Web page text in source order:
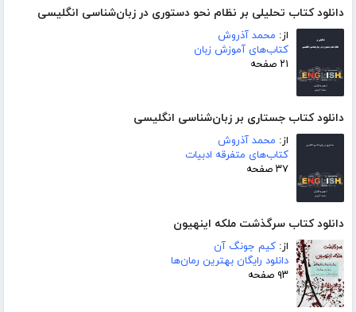
دانلود کتاب تحلیلی بر نظام نحو دستوری در زبان‌شناسی انگلیسی
از: محمد آذروش
کتاب‌های آموزش زبان
۲۱ صفحه
دانلود کتاب جستاری بر زبان‌شناسی انگلیسی
از: محمد آذروش
کتاب‌های متفرقه ادبیات
۳۷ صفحه
دانلود کتاب سرگذشت ملکه اینهیون
از: کیم جونگ آن
دانلود رایگان بهترین رمان‌ها
۹۳ صفحه